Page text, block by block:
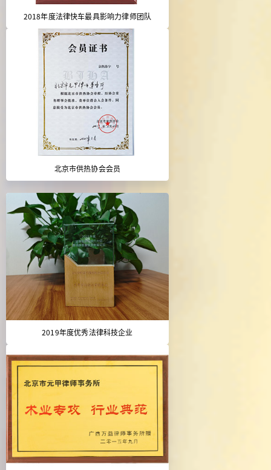
2018年度法律快车最具影响力律师团队
北京市供热协会会员
2019年度优秀法律科技企业